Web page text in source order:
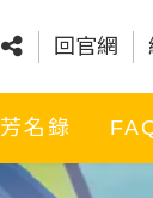
回官網
芳名錄